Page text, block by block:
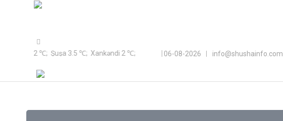
Bakı 9.2 ℃; Şuşa 3.5 ℃; Xankəndi 2 ℃; 06-08-2026 info@shushainfo.com